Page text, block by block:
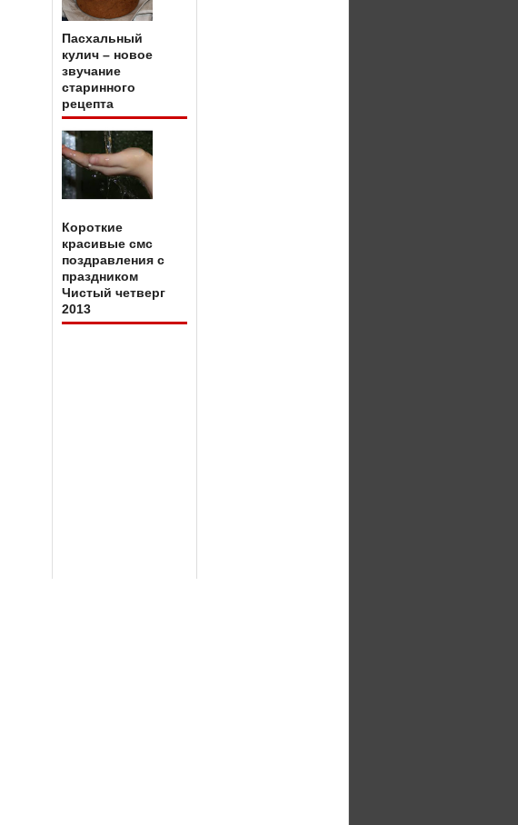
Пасхальный
кулич – новое
звучание
старинного
рецепта
Короткие
красивые смс
поздравления с
праздником
Чистый четверг
2013